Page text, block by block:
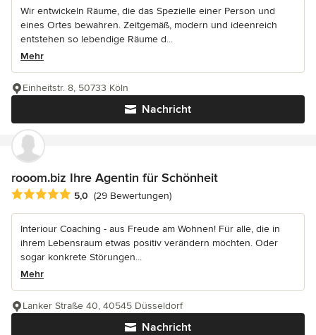
Wir entwickeln Räume, die das Spezielle einer Person und
eines Ortes bewahren. Zeitgemäß, modern und ideenreich
entstehen so lebendige Räume d...
Mehr
Nachricht
Einheitstr. 8, 50733 Köln
rooom.biz Ihre Agentin für Schönheit
Durchschnittliche Bewertung: 5 von 5 Sternen
5,0 (29 Bewertungen)
Interiour Coaching - aus Freude am Wohnen! Für alle, die in
ihrem Lebensraum etwas positiv verändern möchten. Oder
sogar konkrete Störungen...
Mehr
Nachricht
Lanker Straße 40, 40545 Düsseldorf